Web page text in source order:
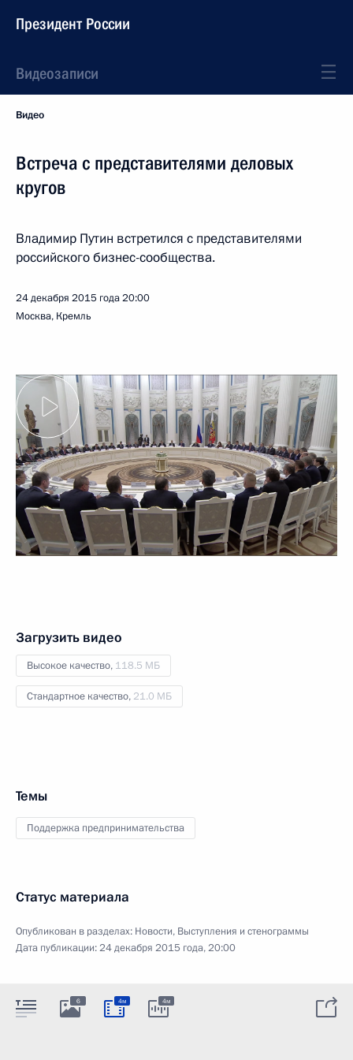
Президент России
Видеозаписи
Видео
Встреча с представителями деловых
кругов
Владимир Путин встретился с представителями
российского бизнес-сообщества.
24 декабря 2015 года20:00
Москва, Кремль
Загрузить видео
Высокое качество, 118.5 МБ
Стандартное качество, 21.0 МБ
Темы
Поддержка предпринимательства
Статус материала
Опубликован в разделах: Новости, Выступления и стенограммы
Дата публикации:24 декабря 2015 года, 20:00
6 4м 4м